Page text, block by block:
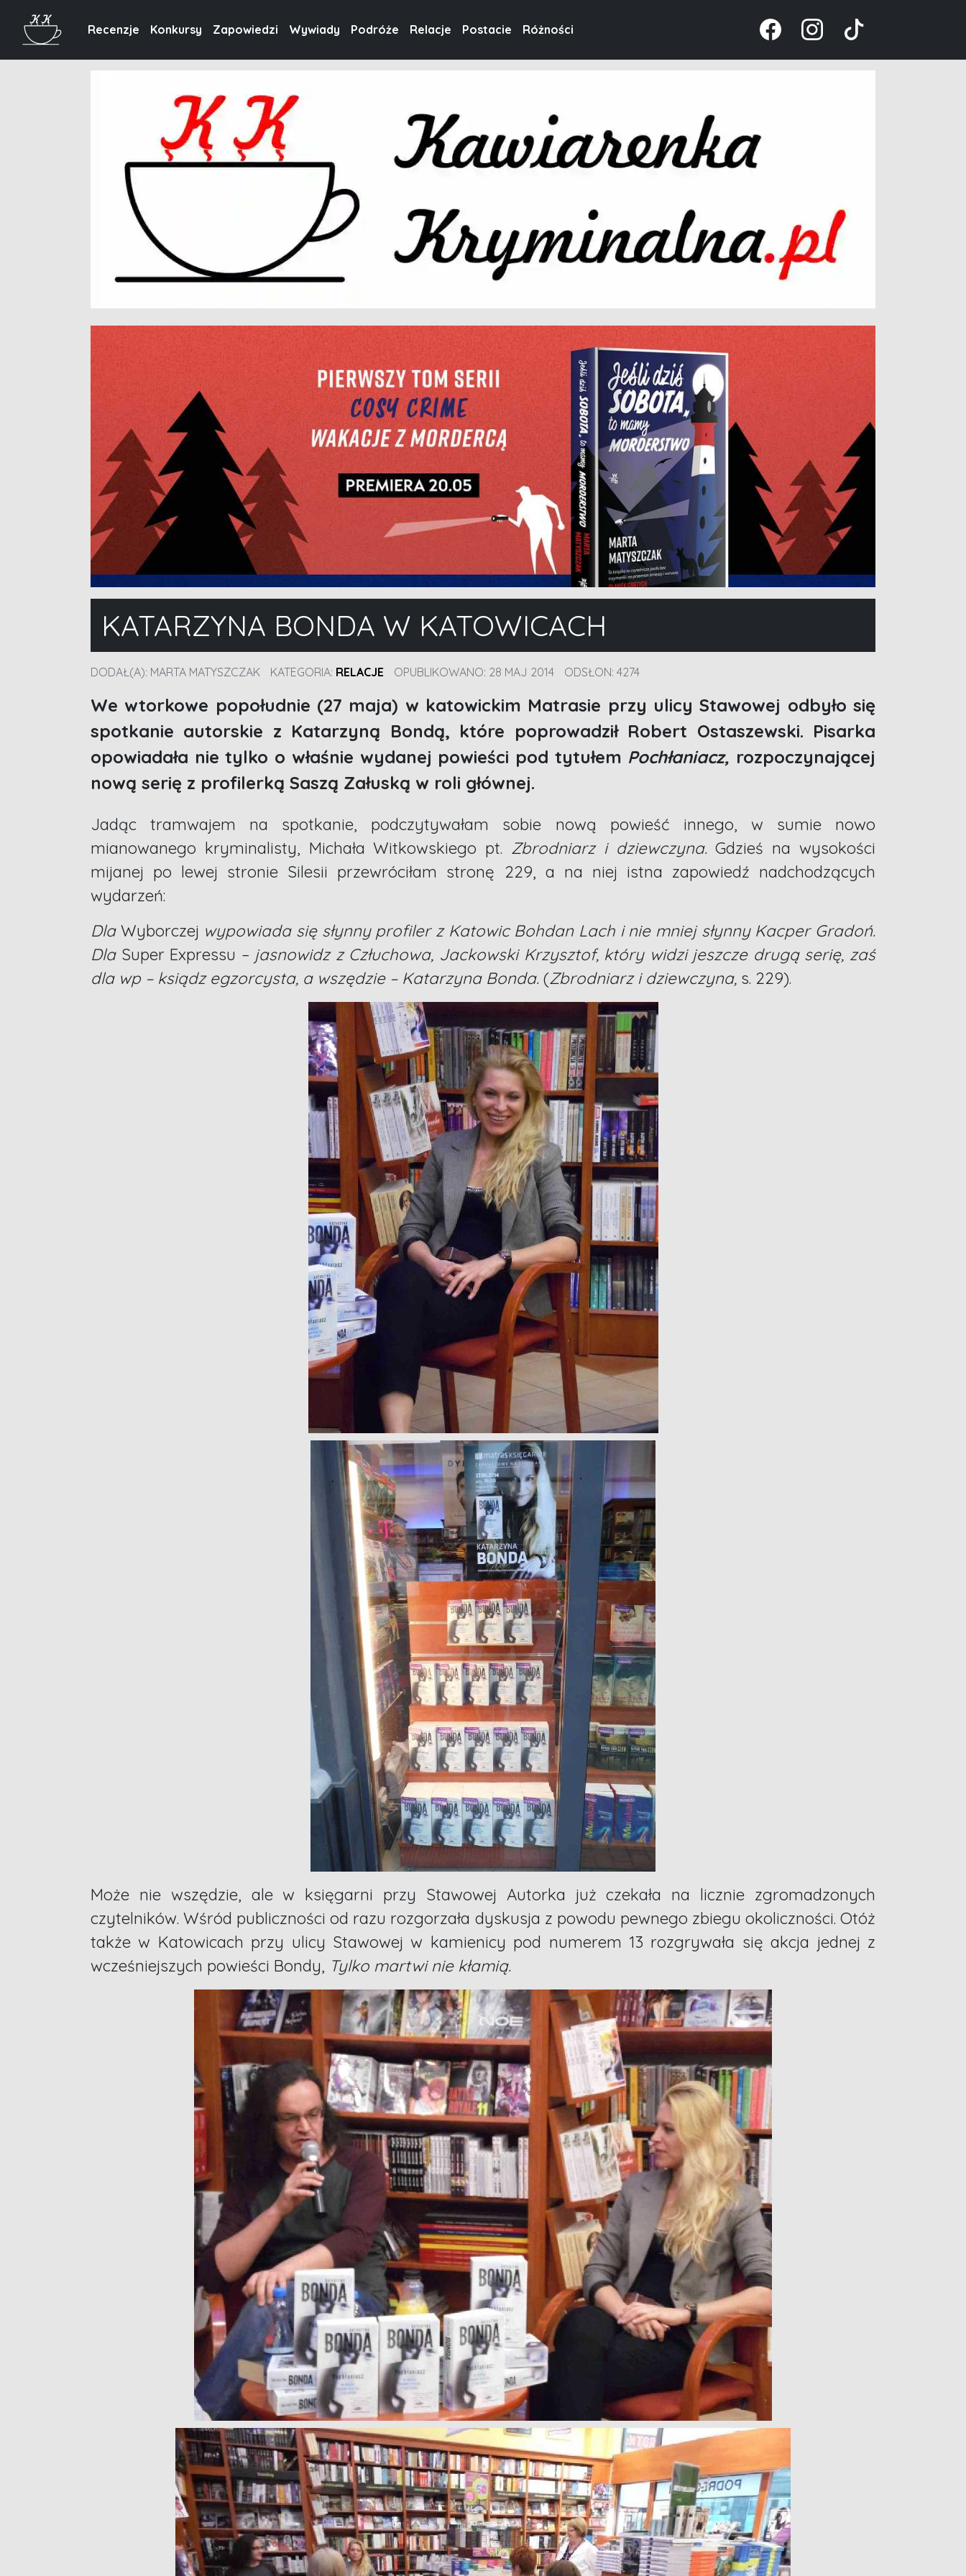
Recenzje Konkursy Zapowiedzi Wywiady Podróże Relacje Postacie Różności
KATARZYNA BONDA W KATOWICACH
DODAŁ(A): MARTA MATYSZCZAK KATEGORIA: RELACJE OPUBLIKOWANO: 28 MAJ 2014 ODSŁON: 4274
We wtorkowe popołudnie (27 maja) w katowickim Matrasie przy ulicy Stawowej odbyło się
spotkanie autorskie z Katarzyną Bondą, które poprowadził Robert Ostaszewski. Pisarka
opowiadała nie tylko o właśnie wydanej powieści pod tytułem Pochłaniacz, rozpoczynającej
nową serię z profilerką Saszą Załuską w roli głównej.
Jadąc tramwajem na spotkanie, podczytywałam sobie nową powieść innego, w sumie nowo
mianowanego kryminalisty, Michała Witkowskiego pt. Zbrodniarz i dziewczyna.Gdzieś na wysokości
mijanej po lewej stronie Silesii przewróciłam stronę 229, a na niej istna zapowiedź nadchodzących
wydarzeń:
Dla Wyborczej wypowiada się słynny profiler z Katowic Bohdan Lach i nie mniej słynny Kacper Gradoń.
Dla Super Expressu – jasnowidz z Człuchowa, Jackowski Krzysztof, który widzi jeszcze drugą serię, zaś
dla wp – ksiądz egzorcysta, a wszędzie – Katarzyna Bonda. (Zbrodniarz i dziewczyna, s. 229).
Może nie wszędzie, ale w księgarni przy Stawowej Autorka już czekała na licznie zgromadzonych
czytelników. Wśród publiczności od razu rozgorzała dyskusja z powodu pewnego zbiegu okoliczności. Otóż
także w Katowicach przy ulicy Stawowej w kamienicy pod numerem 13 rozgrywała się akcja jednej z
wcześniejszych powieści Bondy, Tylko martwi nie kłamią.